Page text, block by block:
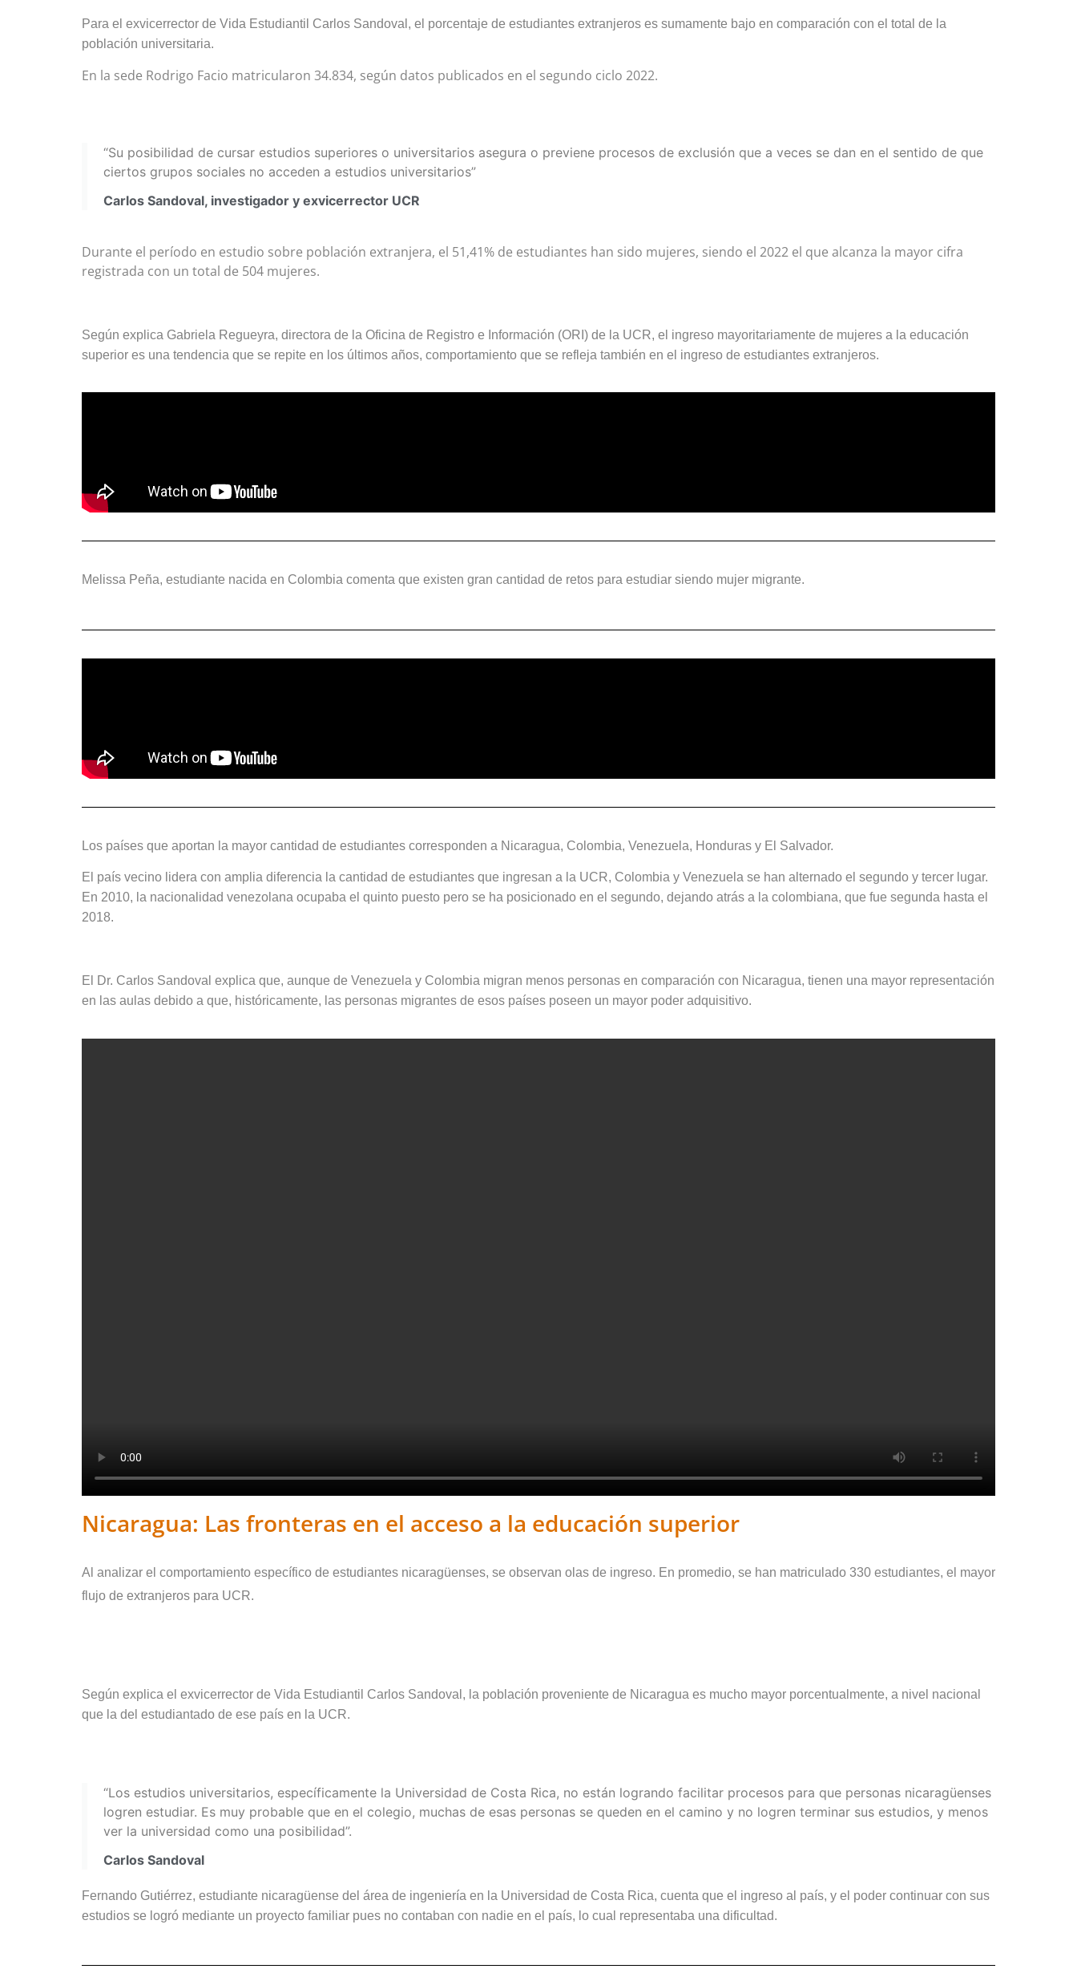
Para el exvicerrector de Vida Estudiantil Carlos Sandoval, el porcentaje de estudiantes extranjeros es sumamente bajo en comparación con el total de la
población universitaria.
En la sede Rodrigo Facio matricularon 34.834, según datos publicados en el segundo ciclo 2022.
“Su posibilidad de cursar estudios superiores o universitarios asegura o previene procesos de exclusión que a veces se dan en el sentido de que
ciertos grupos sociales no acceden a estudios universitarios”
Carlos Sandoval, investigador y exvicerrector UCR
Durante el período en estudio sobre población extranjera, el 51,41% de estudiantes han sido mujeres, siendo el 2022 el que alcanza la mayor cifra
registrada con un total de 504 mujeres.
Según explica Gabriela Regueyra, directora de la Oficina de Registro e Información (ORI) de la UCR, el ingreso mayoritariamente de mujeres a la educación
superior es una tendencia que se repite en los últimos años, comportamiento que se refleja también en el ingreso de estudiantes extranjeros.
Melissa Peña, estudiante nacida en Colombia comenta que existen gran cantidad de retos para estudiar siendo mujer migrante.
Los países que aportan la mayor cantidad de estudiantes corresponden a Nicaragua, Colombia, Venezuela, Honduras y El Salvador.
El país vecino lidera con amplia diferencia la cantidad de estudiantes que ingresan a la UCR, Colombia y Venezuela se han alternado el segundo y tercer lugar.
En 2010, la nacionalidad venezolana ocupaba el quinto puesto pero se ha posicionado en el segundo, dejando atrás a la colombiana, que fue segunda hasta el
2018.
El Dr. Carlos Sandoval explica que, aunque de Venezuela y Colombia migran menos personas en comparación con Nicaragua, tienen una mayor representación
en las aulas debido a que, históricamente, las personas migrantes de esos países poseen un mayor poder adquisitivo.
Nicaragua: Las fronteras en el acceso a la educación superior
Al analizar el comportamiento específico de estudiantes nicaragüenses, se observan olas de ingreso. En promedio, se han matriculado 330 estudiantes, el mayor
flujo de extranjeros para UCR.
Según explica el exvicerrector de Vida Estudiantil Carlos Sandoval, la población proveniente de Nicaragua es mucho mayor porcentualmente, a nivel nacional
que la del estudiantado de ese país en la UCR.
“Los estudios universitarios, específicamente la Universidad de Costa Rica, no están logrando facilitar procesos para que personas nicaragüenses
logren estudiar. Es muy probable que en el colegio, muchas de esas personas se queden en el camino y no logren terminar sus estudios, y menos
ver la universidad como una posibilidad”.
Carlos Sandoval
Fernando Gutiérrez, estudiante nicaragüense del área de ingeniería en la Universidad de Costa Rica, cuenta que el ingreso al país, y el poder continuar con sus
estudios se logró mediante un proyecto familiar pues no contaban con nadie en el país, lo cual representaba una dificultad.